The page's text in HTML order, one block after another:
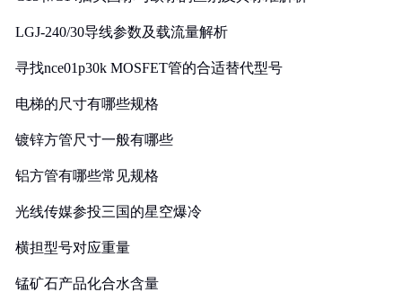
LGJ-240/30导线参数及载流量解析
寻找nce01p30k MOSFET管的合适替代型号
电梯的尺寸有哪些规格
镀锌方管尺寸一般有哪些
铝方管有哪些常见规格
光线传媒参投三国的星空爆冷
横担型号对应重量
锰矿石产品化合水含量